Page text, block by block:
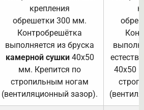
крепления
обрешетки 300 мм.
Контробрешётка
выполняется из бруска
камерной сушки40х50
мм. Крепится по
стропильным ногам
(вентиляционный зазор).
40х50